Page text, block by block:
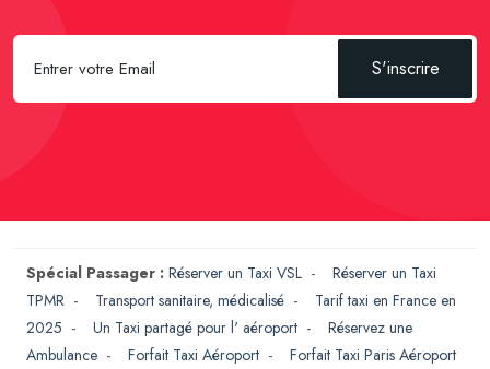
S'inscrire
Spécial Passager : Réserver un Taxi VSL - Réserver un Taxi
TPMR - Transport sanitaire, médicalisé - Tarif taxi en France en
2025 - Un Taxi partagé pour l' aéroport - Réservez une
Ambulance - Forfait Taxi Aéroport - Forfait Taxi Paris Aéroport